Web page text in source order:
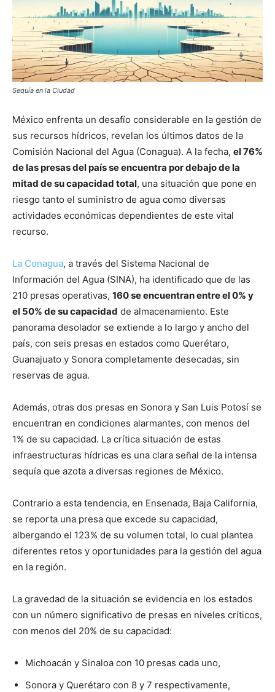
Sequía en la Ciudad
México enfrenta un desafío considerable en la gestión de
sus recursos hídricos, revelan los últimos datos de la
Comisión Nacional del Agua (Conagua). A la fecha, el 76%
de las presas del país se encuentra por debajo de la
mitad de su capacidad total, una situación que pone en
riesgo tanto el suministro de agua como diversas
actividades económicas dependientes de este vital
recurso.
La Conagua, a través del Sistema Nacional de
Información del Agua (SINA), ha identificado que de las
210 presas operativas, 160 se encuentran entre el 0% y
el 50% de su capacidad de almacenamiento. Este
panorama desolador se extiende a lo largo y ancho del
país, con seis presas en estados como Querétaro,
Guanajuato y Sonora completamente desecadas, sin
reservas de agua.
Además, otras dos presas en Sonora y San Luis Potosí se
encuentran en condiciones alarmantes, con menos del
1% de su capacidad. La crítica situación de estas
infraestructuras hídricas es una clara señal de la intensa
sequía que azota a diversas regiones de México.
Contrario a esta tendencia, en Ensenada, Baja California,
se reporta una presa que excede su capacidad,
albergando el 123% de su volumen total, lo cual plantea
diferentes retos y oportunidades para la gestión del agua
en la región.
La gravedad de la situación se evidencia en los estados
con un número significativo de presas en niveles críticos,
con menos del 20% de su capacidad:
Michoacán y Sinaloa con 10 presas cada uno,
Sonora y Querétaro con 8 y 7 respectivamente,